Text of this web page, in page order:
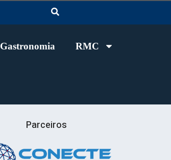
Gastronomia RMC
Parceiros